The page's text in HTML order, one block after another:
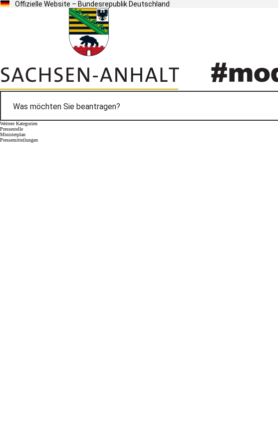
Offizielle Website – Bundesrepublik Deutschland
Weitere Kategorien
Pressestelle
Ministerplan
Pressemitteilungen